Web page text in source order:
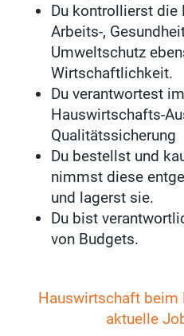
Du kontrollierst die
Arbeits-,
Umweltschutz
Wirtschaftlichkeit.
Du verantwortest
Hauswirtschafts-
Qualitätssicherung
Du bestellst und
nimmst diese
und lagerst sie.
Du bist
von Budgets.
Hauswirtschaft beim
aktuelle